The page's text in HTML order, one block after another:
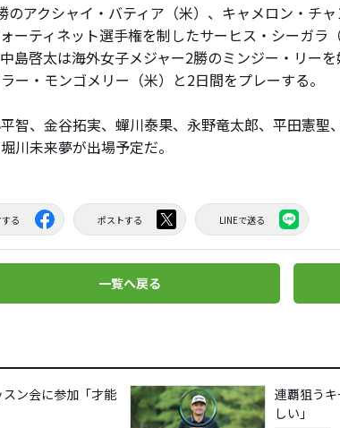
アクシャイ・バティア（米）、キャメロン・チャ
ーティネット選手権を制したサーヒス・シーガラ
島啓太は海外女子メジャー2勝のミンジー・リーを
ー・モンゴメリー（米）と2日間をプレーする。
智、金谷拓実、蟬川泰果、永野竜太郎、平田憲聖
川未来夢が出場予定だ。
る ポストする LINEで送る
一覧へ戻る
ン会に参加「才能
連覇狙う
しい」